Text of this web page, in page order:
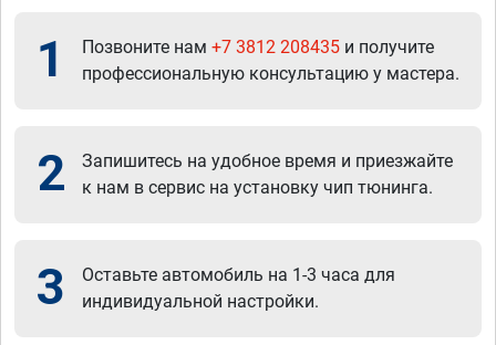
1 Позвоните нам +7 3812 208435 и получите
профессиональную консультацию у мастера.
2
Запишитесь на удобное время и приезжайте
к нам в сервис на установку чип тюнинга.
3
Оставьте автомобиль на 1-3 часа для
индивидуальной настройки.